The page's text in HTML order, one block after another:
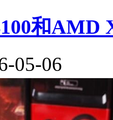
和AMD
05-06